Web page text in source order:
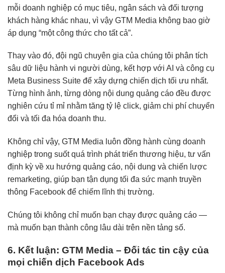
mỗi doanh nghiệp có mục tiêu, ngân sách và đối tượng
khách hàng khác nhau, vì vậy GTM Media không bao giờ
áp dụng “một công thức cho tất cả”.
Thay vào đó, đội ngũ chuyên gia của chúng tôi phân tích
sâu dữ liệu hành vi người dùng, kết hợp với AI và công cụ
Meta Business Suite để xây dựng chiến dịch tối ưu nhất.
Từng hình ảnh, từng dòng nội dung quảng cáo đều được
nghiên cứu tỉ mỉ nhằm tăng tỷ lệ click, giảm chi phí chuyển
đổi và tối đa hóa doanh thu.
Không chỉ vậy, GTM Media luôn đồng hành cùng doanh
nghiệp trong suốt quá trình phát triển thương hiệu, tư vấn
định kỳ về xu hướng quảng cáo, nội dung và chiến lược
remarketing, giúp bạn tận dụng tối đa sức mạnh truyền
thông Facebook để chiếm lĩnh thị trường.
Chúng tôi không chỉ muốn bạn chạy được quảng cáo —
mà muốn bạn thành công lâu dài trên nền tảng số.
6. Kết luận: GTM Media – Đối tác tin cậy của
mọi chiến dịch Facebook Ads